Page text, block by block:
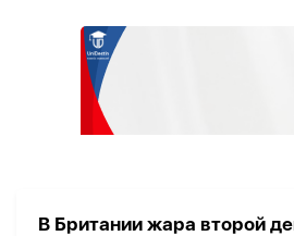
В Британии жара второй